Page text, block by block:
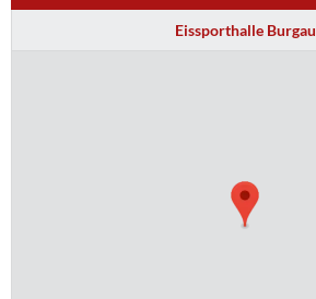
Eissporthalle Burgau